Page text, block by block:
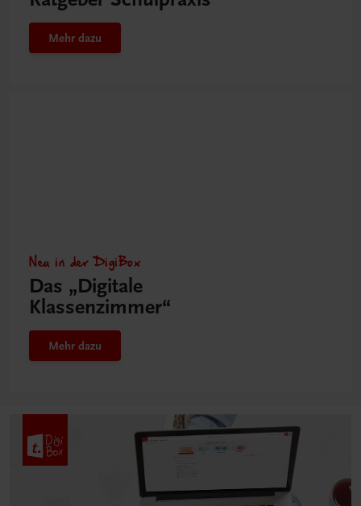
Mehr dazu
Neu in der DigiBox
Das „Digitale
Klassenzimmer“
Mehr dazu